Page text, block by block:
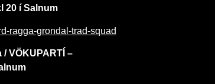
20 í Salnum
ragga-grondal-trad-squad
VÖKUPARTÍ –